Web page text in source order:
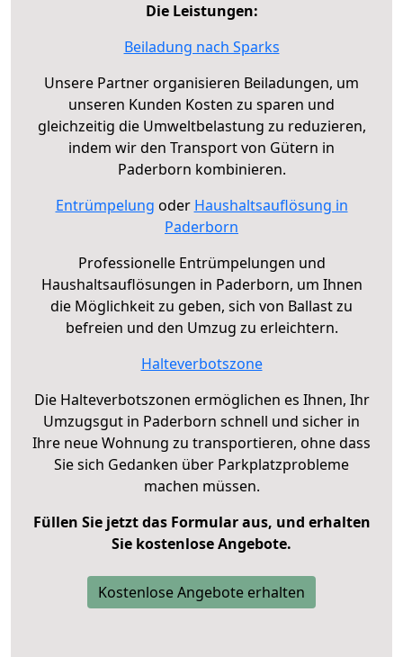
Die Leistungen:
Beiladung nach Sparks
Unsere Partner organisieren Beiladungen, um
unseren Kunden Kosten zu sparen und
gleichzeitig die Umweltbelastung zu reduzieren,
indem wir den Transport von Gütern in
Paderborn kombinieren.
Entrümpelung oder Haushaltsauflösung in
Paderborn
Professionelle Entrümpelungen und
Haushaltsauflösungen in Paderborn, um Ihnen
die Möglichkeit zu geben, sich von Ballast zu
befreien und den Umzug zu erleichtern.
Halteverbotszone
Die Halteverbotszonen ermöglichen es Ihnen, Ihr
Umzugsgut in Paderborn schnell und sicher in
Ihre neue Wohnung zu transportieren, ohne dass
Sie sich Gedanken über Parkplatzprobleme
machen müssen.
Füllen Sie jetzt das Formular aus, und erhalten
Sie kostenlose Angebote.
Kostenlose Angebote erhalten